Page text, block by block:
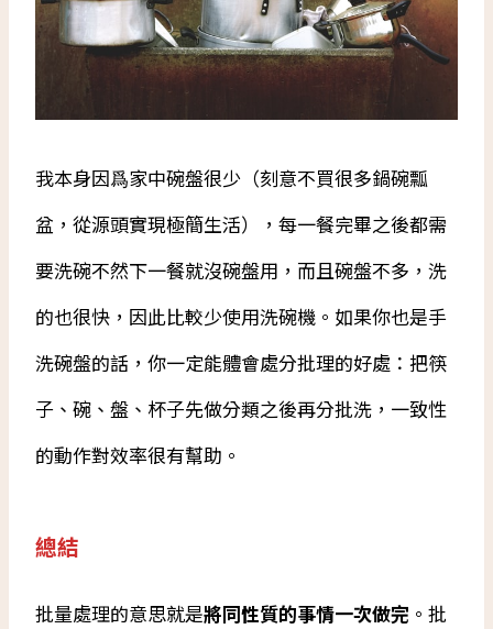
我本身因爲家中碗盤很少（刻意不買很多鍋碗瓢
盆，從源頭實現極簡生活），每一餐完畢之後都需
要洗碗不然下一餐就沒碗盤用，而且碗盤不多，洗
的也很快，因此比較少使用洗碗機。如果你也是手
洗碗盤的話，你一定能體會處分批理的好處：把筷
子、碗、盤、杯子先做分類之後再分批洗，一致性
的動作對效率很有幫助。
總結
批量處理的意思就是將同性質的事情一次做完 。批